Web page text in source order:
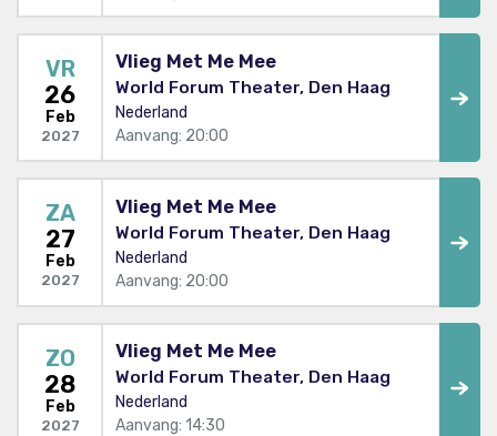
VR
26
Feb
2027
Vlieg Met Me Mee
World Forum Theater, Den Haag
Nederland
Aanvang: 20:00
ZA
27
Feb
2027
Vlieg Met Me Mee
World Forum Theater, Den Haag
Nederland
Aanvang: 20:00
ZO
28
Feb
2027
Vlieg Met Me Mee
World Forum Theater, Den Haag
Nederland
Aanvang: 14:30